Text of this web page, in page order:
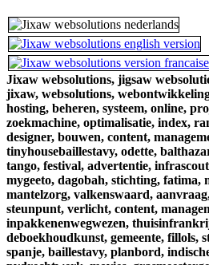
Jixaw websolutions, jigsaw
jixaw, websolutions,
hosting, beheren, systeem, online,
zoekmachine, optimalisatie, index,
designer, bouwen, content,
tinyhousebaillestavy, odette,
tango, festival, advertentie,
mygeeto, dagobah, stichting, fatima,
mantelzorg, valkenswaard,
steunpunt, verlicht, content,
inpakkenenwegwezen,
deboekhoudkunst, gemeente, fillols,
spanje, baillestavy, planbord,